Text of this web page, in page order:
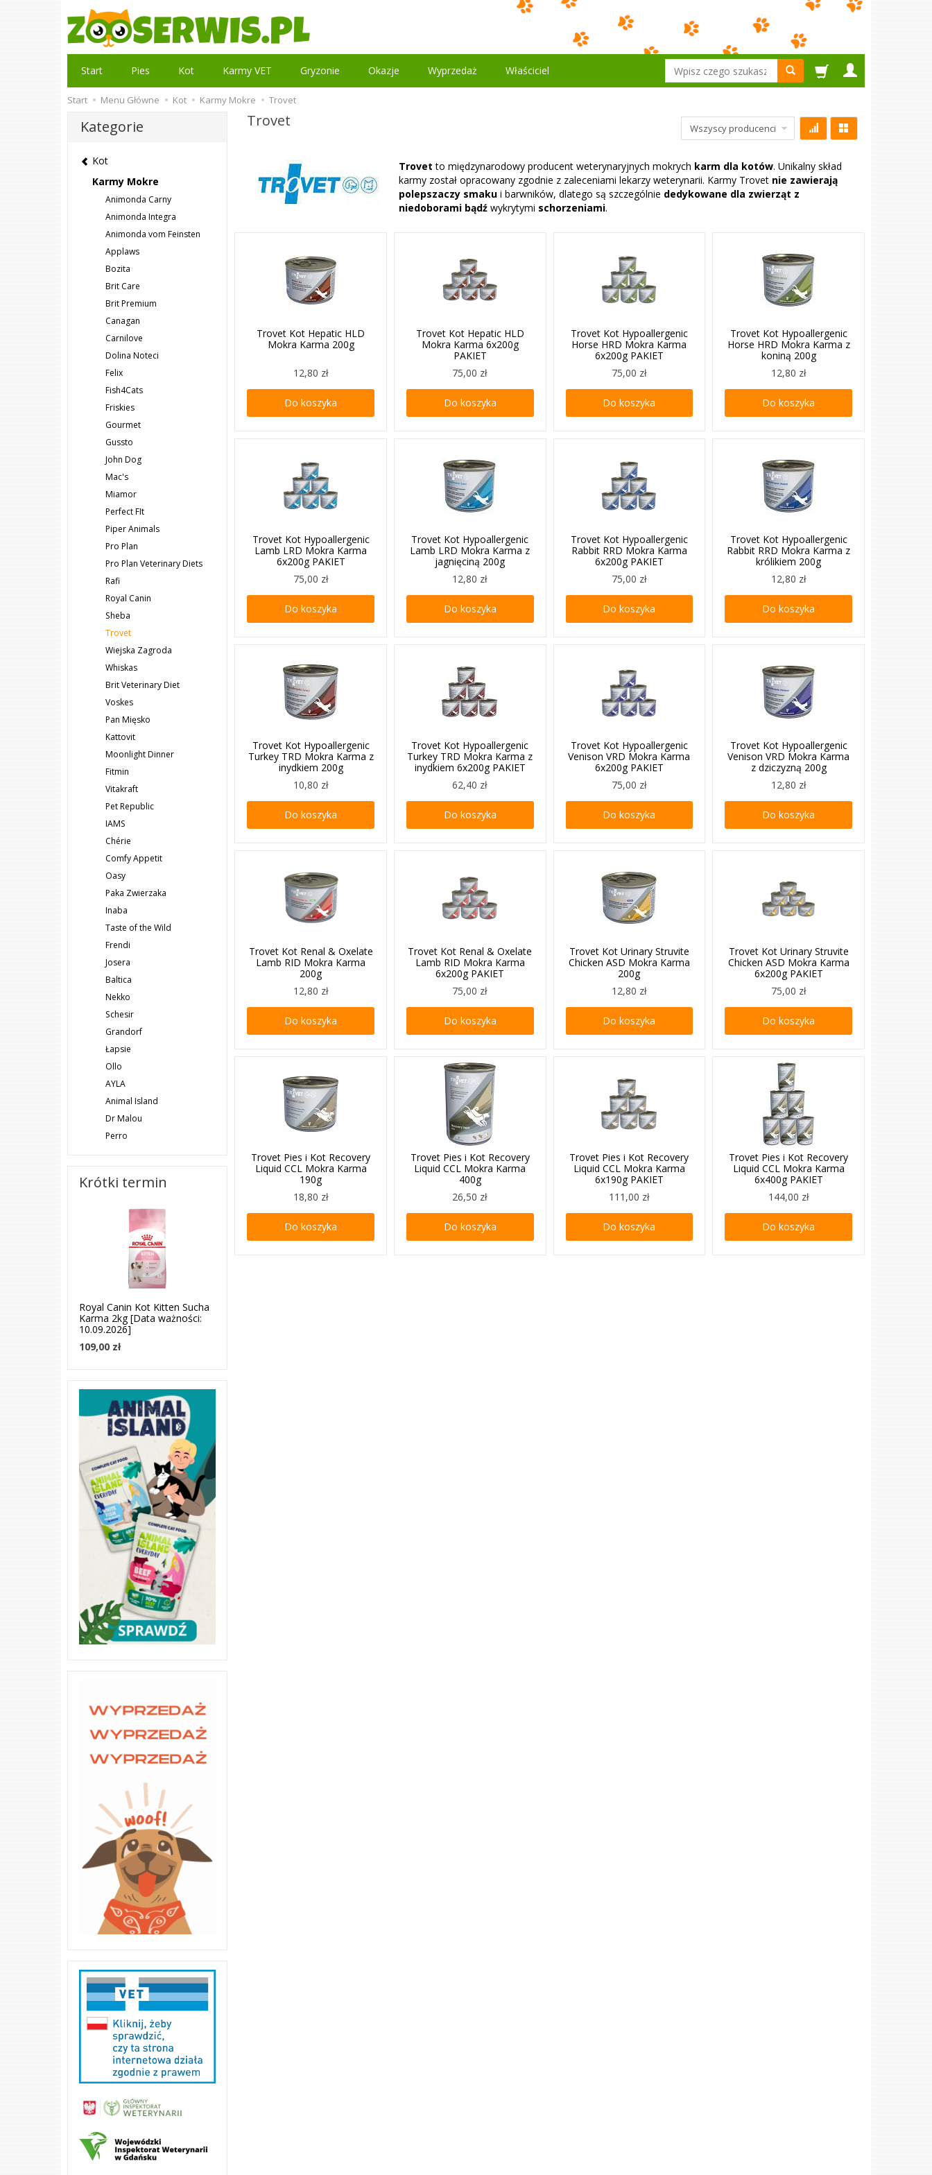
Wyszukaj
Start Pies Kot Karmy VET Gryzonie Okazje Wyprzedaż Właściciel
Start Menu Główne Kot Karmy Mokre Trovet
Trovet
Trovet to międzynarodowy producent weterynaryjnych mokrych karm dla kotów. Unikalny skład
karmy został opracowany zgodnie z zaleceniami lekarzy weterynarii. Karmy Trovet nie zawierają
polepszaczy smaku i barwników, dlatego są szczególnie dedykowane dla zwierząt z
niedoborami bądź wykrytymi schorzeniami.
Trovet Kot Hepatic HLD
Mokra Karma 200g
12,80 zł
Do koszyka
Trovet Kot Hepatic HLD
Mokra Karma 6x200g
PAKIET
75,00 zł
Do koszyka
Trovet Kot Hypoallergenic
Horse HRD Mokra Karma
6x200g PAKIET
75,00 zł
Do koszyka
Trovet Kot Hypoallergenic
Horse HRD Mokra Karma z
koniną 200g
12,80 zł
Do koszyka
Trovet Kot Hypoallergenic
Lamb LRD Mokra Karma
6x200g PAKIET
75,00 zł
Do koszyka
Trovet Kot Hypoallergenic
Lamb LRD Mokra Karma z
jagnięciną 200g
12,80 zł
Do koszyka
Trovet Kot Hypoallergenic
Rabbit RRD Mokra Karma
6x200g PAKIET
75,00 zł
Do koszyka
Trovet Kot Hypoallergenic
Rabbit RRD Mokra Karma z
królikiem 200g
12,80 zł
Do koszyka
Trovet Kot Hypoallergenic
Turkey TRD Mokra Karma z
inydkiem 200g
10,80 zł
Do koszyka
Trovet Kot Hypoallergenic
Turkey TRD Mokra Karma z
inydkiem 6x200g PAKIET
62,40 zł
Do koszyka
Trovet Kot Hypoallergenic
Venison VRD Mokra Karma
6x200g PAKIET
75,00 zł
Do koszyka
Trovet Kot Hypoallergenic
Venison VRD Mokra Karma
z dziczyzną 200g
12,80 zł
Do koszyka
Trovet Kot Renal & Oxelate
Lamb RID Mokra Karma
200g
12,80 zł
Do koszyka
Trovet Kot Renal & Oxelate
Lamb RID Mokra Karma
6x200g PAKIET
75,00 zł
Do koszyka
Trovet Kot Urinary Struvite
Chicken ASD Mokra Karma
200g
12,80 zł
Do koszyka
Trovet Kot Urinary Struvite
Chicken ASD Mokra Karma
6x200g PAKIET
75,00 zł
Do koszyka
Trovet Pies i Kot Recovery
Liquid CCL Mokra Karma
190g
18,80 zł
Do koszyka
Trovet Pies i Kot Recovery
Liquid CCL Mokra Karma
400g
26,50 zł
Do koszyka
Trovet Pies i Kot Recovery
Liquid CCL Mokra Karma
6x190g PAKIET
111,00 zł
Do koszyka
Trovet Pies i Kot Recovery
Liquid CCL Mokra Karma
6x400g PAKIET
144,00 zł
Do koszyka
Kategorie
Kot
Karmy Mokre
Animonda Carny
Animonda Integra
Animonda vom Feinsten
Applaws
Bozita
Brit Care
Brit Premium
Canagan
Carnilove
Dolina Noteci
Felix
Fish4Cats
Friskies
Gourmet
Gussto
John Dog
Mac's
Miamor
Perfect FIt
Piper Animals
Pro Plan
Pro Plan Veterinary Diets
Rafi
Royal Canin
Sheba
Trovet
Wiejska Zagroda
Whiskas
Brit Veterinary Diet
Voskes
Pan Mięsko
Kattovit
Moonlight Dinner
Fitmin
Vitakraft
Pet Republic
IAMS
Chérie
Comfy Appetit
Oasy
Paka Zwierzaka
Inaba
Taste of the Wild
Frendi
Josera
Baltica
Nekko
Schesir
Grandorf
Łapsie
Ollo
AYLA
Animal Island
Dr Malou
Perro
Krótki termin
Royal Canin Kot Kitten Sucha
Karma 2kg [Data ważności:
10.09.2026]
109,00 zł